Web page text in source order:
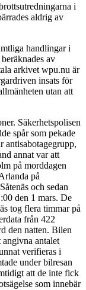
i
aldrig av
handlingar i
av
arkivet wpu.nu är
insats för
utan att
Säkerhetspolisen
spår som pekade
antisabotagegrupp,
annat var att
på morddagen
på
och sedan
den 1 mars. De
tog flera timmar på
från 422
den natten. Bilen
antalet
verifieras i
under bilresan
att de inte fick
som innebär